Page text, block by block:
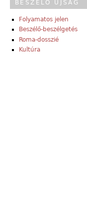
BESZÉLŐ ÚJSÁG
Folyamatos jelen
Beszélő-beszélgetés
Roma-dosszié
Kultúra